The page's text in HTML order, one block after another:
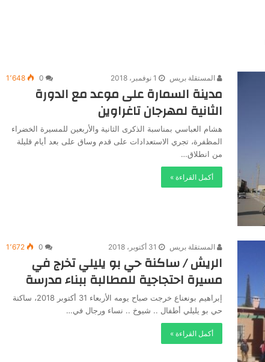
المستقلة بريس 1 نوفمبر، 2018 0 1٬648
مدينة السمارة على موعد مع الدورة
الثانية لمهرجان تاغراوين
هشام العباسي بمناسبة الذكرى الثانية والأربعين للمسيرة الخضراء
المظفرة، تجري الاستعدادات على قدم وساق على بعد أيام قليلة
من انطلاق…
أكمل القراءة »
المستقلة بريس 31 أكتوبر، 2018 0 1٬672
الريش / ساكنة حي بو يليلي تخرج في
مسيرة احتجاجية للمطالبة ببناء مدرسة
إبراهيم بونعناع خرجت صباح يومه الأربعاء 31 أكتوبر 2018، ساكنة
حي بو يليلي أطفال .. شيوخ .. نساء ورجال في…
أكمل القراءة »